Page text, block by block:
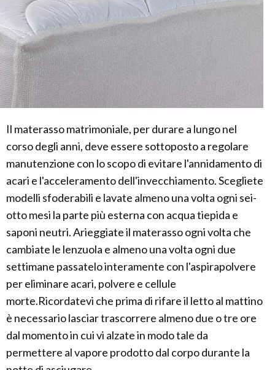
Il materasso matrimoniale, per durare a lungo nel
corso degli anni, deve essere sottoposto a regolare
manutenzione con lo scopo di evitare l'annidamento di
acari e l'acceleramento dell'invecchiamento. Scegliete
modelli sfoderabili e lavate almeno una volta ogni sei-
otto mesi la parte più esterna con acqua tiepida e
saponi neutri. Arieggiate il materasso ogni volta che
cambiate le lenzuola e almeno una volta ogni due
settimane passatelo interamente con l'aspirapolvere
per eliminare acari, polvere e cellule
morte.Ricordatevi che prima di rifare il letto al mattino
è necessario lasciar trascorrere almeno due o tre ore
dal momento in cui vi alzate in modo tale da
permettere al vapore prodotto dal corpo durante la